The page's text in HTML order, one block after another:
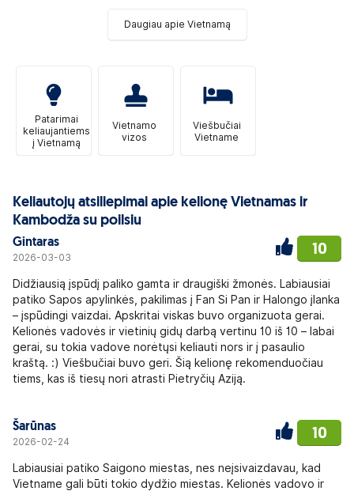
Daugiau apie Vietnamą
Patarimai
keliaujantiems
į Vietnamą
Vietnamo
vizos
Viešbučiai
Vietname
Keliautojų atsiliepimai apie kelionę Vietnamas ir
Kambodža su poilsiu
Gintaras
2026-03-03 10
Didžiausią įspūdį paliko gamta ir draugiški žmonės. Labiausiai
patiko Sapos apylinkės, pakilimas į Fan Si Pan ir Halongo įlanka
– įspūdingi vaizdai. Apskritai viskas buvo organizuota gerai.
Kelionės vadovės ir vietinių gidų darbą vertinu 10 iš 10 – labai
gerai, su tokia vadove norėtųsi keliauti nors ir į pasaulio
kraštą. :) Viešbučiai buvo geri. Šią kelionę rekomenduočiau
tiems, kas iš tiesų nori atrasti Pietryčių Aziją.
Šarūnas
2026-02-24 10
Labiausiai patiko Saigono miestas, nes neįsivaizdavau, kad
Vietname gali būti tokio dydžio miestas. Kelionės vadovo ir